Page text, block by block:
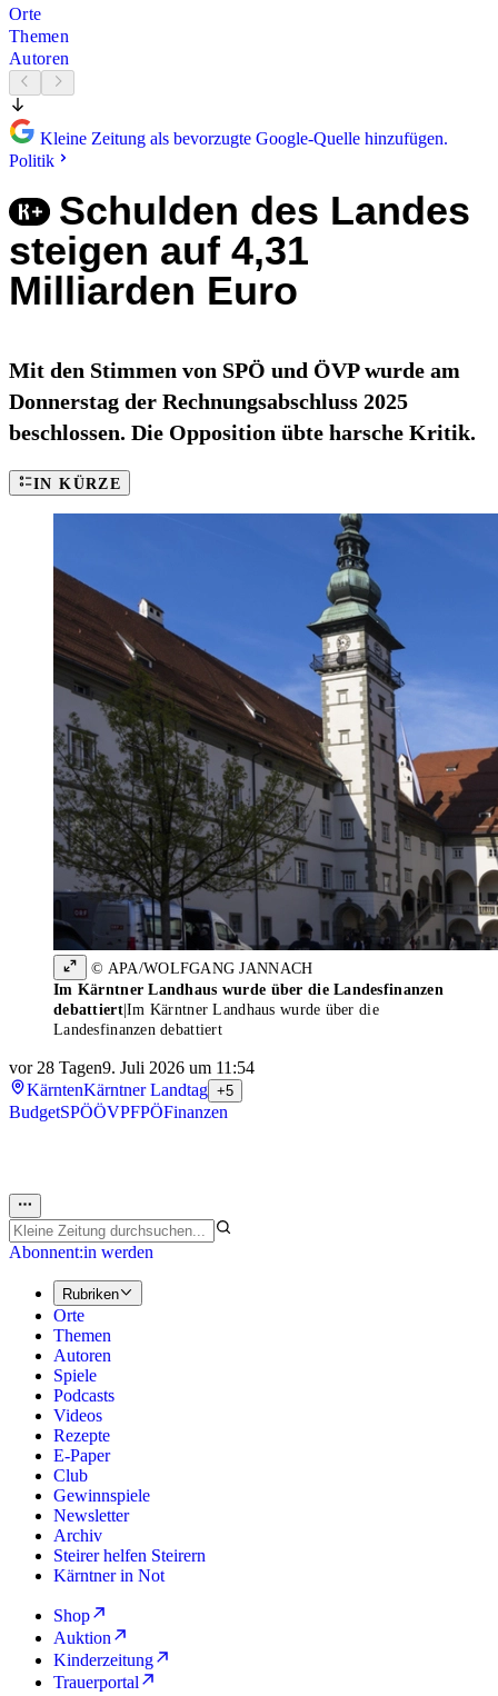
Orte
Themen
Autoren
Kleine Zeitung als bevorzugte Google-Quelle hinzufügen.
Politik
Schulden des Landes
steigen auf 4,31
Milliarden Euro
Mit den Stimmen von SPÖ und ÖVP wurde am
Donnerstag der Rechnungsabschluss 2025
beschlossen. Die Opposition übte harsche Kritik.
IN KÜRZE
© APA/WOLFGANG JANNACH
Im Kärntner Landhaus wurde über die Landesfinanzen
debattiert|Im Kärntner Landhaus wurde über die
Landesfinanzen debattiert
vor 28 Tagen9. Juli 2026 um 11:54
KärntenKärntner Landtag +5
BudgetSPÖÖVPFPÖFinanzen
Abonnent:in werden
Rubriken
Orte
Themen
Autoren
Spiele
Podcasts
Videos
Rezepte
E-Paper
Club
Gewinnspiele
Newsletter
Archiv
Steirer helfen Steirern
Kärntner in Not
Shop
Auktion
Kinderzeitung
Trauerportal